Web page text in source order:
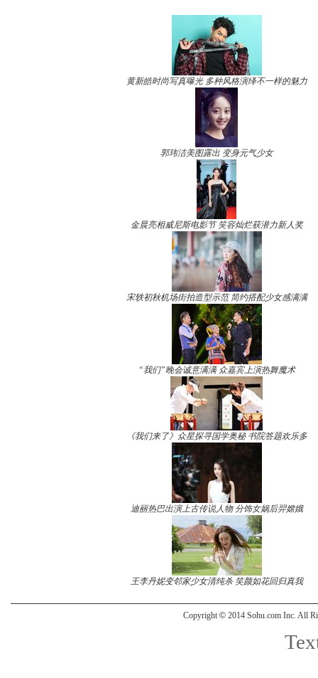
黄新皓时尚写真曝光 多种风格演绎不一样的魅力
郭玮洁美图露出 变身元气少女
金晨亮相威尼斯电影节 笑容灿烂获潜力新人奖
宋轶初秋机场街拍造型示范 简约搭配少女感满满
“我们”晚会诚意满满 众嘉宾上演热舞魔术
《我们来了》众星探寻国学奥秘 书院答题欢乐多
迪丽热巴出演上古传说人物 分饰女娲后羿嫦娥
王李丹妮变邻家少女清纯杀 笑颜如花回归真我
Copyright © 2014 Sohu.com Inc. All